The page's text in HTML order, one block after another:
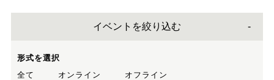
イベントを絞り込む
形式を選択
全て
オンライン オフライン